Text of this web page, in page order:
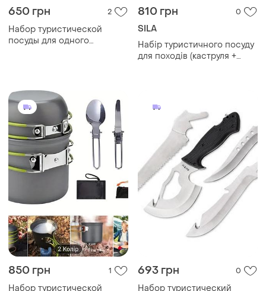
650 грн 2
Набор туристической
посуды для одного
810 грн 0
SILA
Набір туристичного посуду
для походів (каструля +
850 грн 1
Набор туристической
693 грн 0
Набор туристический